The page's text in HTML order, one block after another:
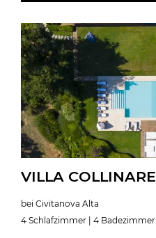
VILLA COLLINARE
bei Civitanova Alta
4 Schlafzimmer | 4 Badezimmer